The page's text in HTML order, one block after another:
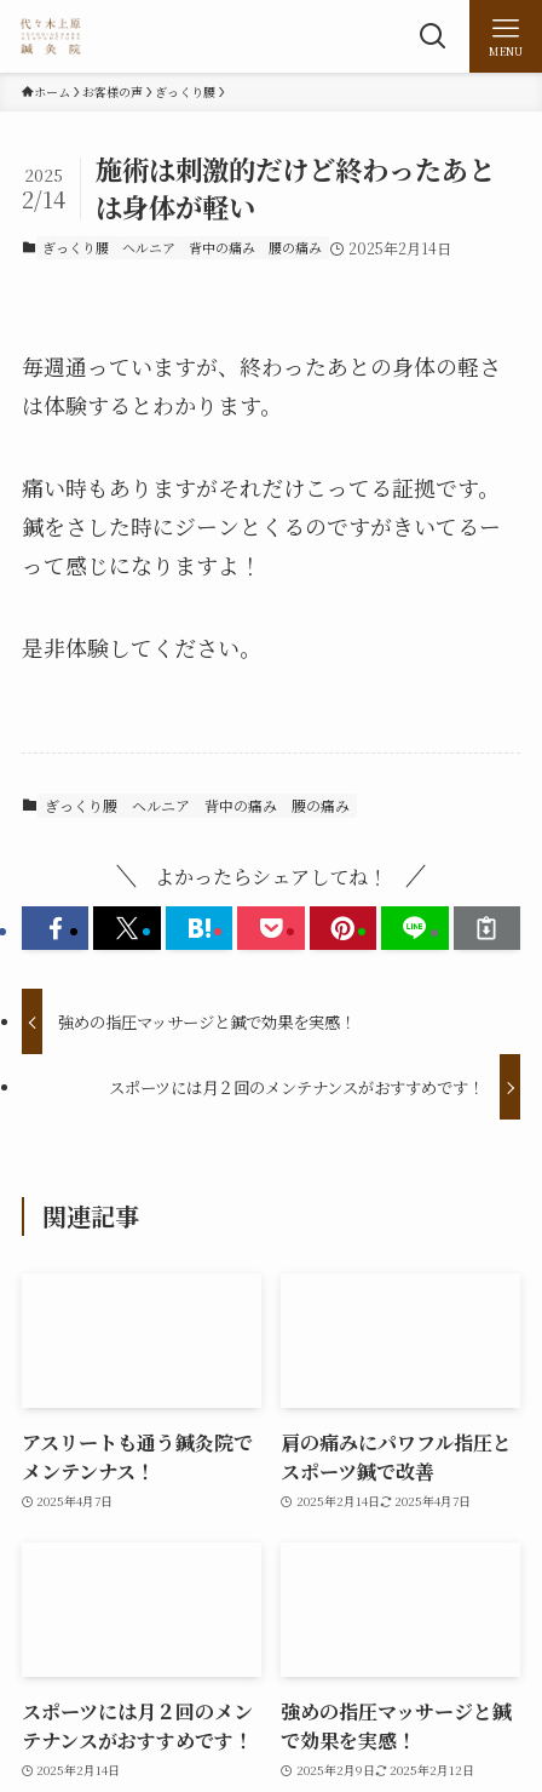
MENU
ホーム お客様の声 ぎっくり腰
施術は刺激的だけど終わったあと
は身体が軽い
2025
2/14
ぎっくり腰 ヘルニア 背中の痛み 腰の痛み 2025年2月14日
毎週通っていますが、終わったあとの身体の軽さ
は体験するとわかります。
痛い時もありますがそれだけこってる証拠です。
鍼をさした時にジーンとくるのですがきいてるー
って感じになりますよ！
是非体験してください。
ぎっくり腰 ヘルニア 背中の痛み 腰の痛み
よかったらシェアしてね！
強めの指圧マッサージと鍼で効果を実感！
スポーツには月２回のメンテナンスがおすすめです！
関連記事
アスリートも通う鍼灸院で
メンテンナス！
2025年4月7日
肩の痛みにパワフル指圧と
スポーツ鍼で改善
2025年2月14日 2025年4月7日
スポーツには月２回のメン
テナンスがおすすめです！
2025年2月14日
強めの指圧マッサージと鍼
で効果を実感！
2025年2月9日 2025年2月12日